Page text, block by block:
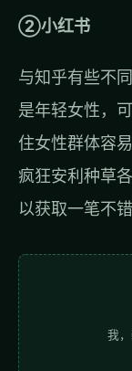
②小红书
与知乎有些不
是年轻女性，
住女性群体容
疯狂安利种草
以获取一笔不
我